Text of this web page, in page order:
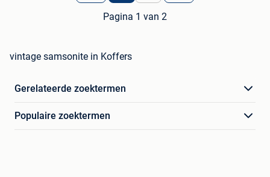
Pagina 1 van 2
vintage samsonite in Koffers
Gerelateerde zoektermen
Populaire zoektermen